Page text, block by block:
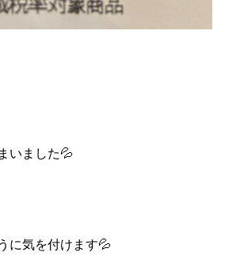
いました💦
に気を付けます💦